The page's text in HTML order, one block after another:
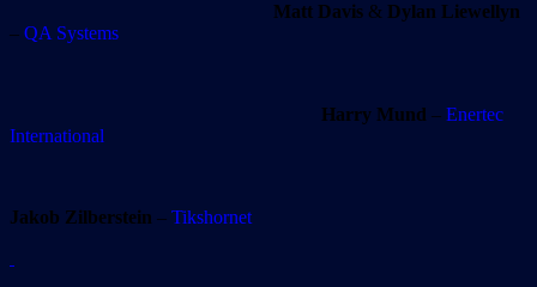
Matt Davis & Dylan Liewellyn
– QA Systems
Harry Mund – Enertec
International
Jakob Zilberstein – Tikshornet